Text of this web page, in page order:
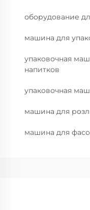
оборудование
машина для
упаковочная
напитков
упаковочная
машина для
машина для